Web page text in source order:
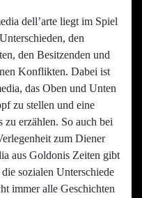
dell’arte liegt im Spiel
den
den Besitzenden und
Konflikten. Dabei ist
das Oben und Unten
zu stellen und eine
zu erzählen. So auch bei
zum Diener
aus Goldonis Zeiten gibt
sozialen Unterschiede
immer alle Geschichten